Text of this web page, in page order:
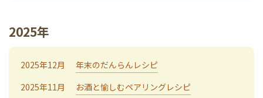
2025年
2025年12月
年末のだんらんレシピ
2025年11月
お酒と愉しむペアリングレシピ